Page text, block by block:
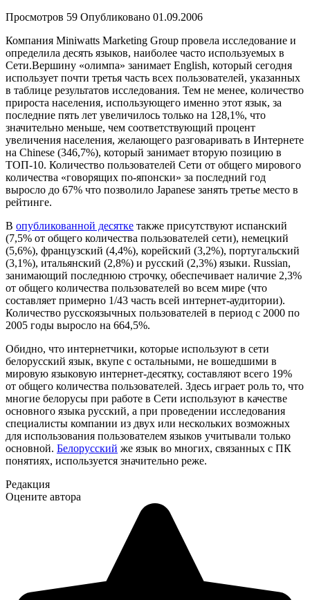
Просмотров 59 Опубликовано 01.09.2006
Компания Miniwatts Marketing Group провела исследование и
определила десять языков, наиболее часто используемых в
Сети.Вершину «олимпа» занимает English, который сегодня
использует почти третья часть всех пользователей, указанных
в таблице результатов исследования. Тем не менее, количество
прироста населения, использующего именно этот язык, за
последние пять лет увеличилось только на 128,1%, что
значительно меньше, чем соответствующий процент
увеличения населения, желающего разговаривать в Интернете
на Chinese (346,7%), который занимает вторую позицию в
ТОП-10. Количество пользователей Сети от общего мирового
количества «говорящих по-японски» за последний год
выросло до 67% что позволило Japanese занять третье место в
рейтинге.
В опубликованной десятке также присутствуют испанский
(7,5% от общего количества пользователей сети), немецкий
(5,6%), французский (4,4%), корейский (3,2%), португальский
(3,1%), итальянский (2,8%) и русский (2,3%) языки. Russian,
занимающий последнюю строчку, обеспечивает наличие 2,3%
от общего количества пользователей во всем мире (что
составляет примерно 1/43 часть всей интернет-аудитории).
Количество русскоязычных пользователей в период с 2000 по
2005 годы выросло на 664,5%.
Обидно, что интернетчики, которые используют в сети
белорусский язык, вкупе с остальными, не вошедшими в
мировую языковую интернет-десятку, составляют всего 19%
от общего количества пользователей. Здесь играет роль то, что
многие белорусы при работе в Сети используют в качестве
основного языка русский, а при проведении исследования
специалисты компании из двух или нескольких возможных
для использования пользователем языков учитывали только
основной. Белорусский же язык во многих, связанных с ПК
понятиях, используется значительно реже.
Редакция
Оцените автора